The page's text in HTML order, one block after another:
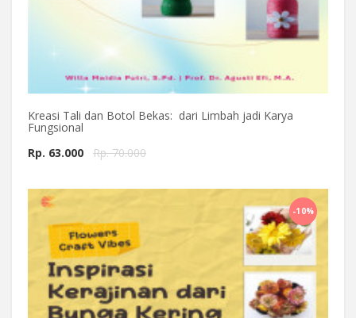
Kreasi Tali dan Botol Bekas: dari Limbah jadi Karya
Fungsional
Rp. 63.000
Rp. 70.000
-10%